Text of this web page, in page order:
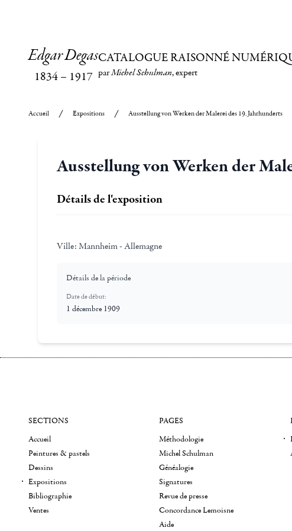
Edgar Degas
1834– 1917
CATALOGUE RAISONNÉ
parMichel Schulman, expert
Accueil Expositions Ausstellung von Werken der Malerei des 19. Jahrhunderts
Ausstellung von Werken der
Détails de l'exposition
Ville: Mannheim - Allemagne
Détails de la période
Date de début:
1 décembre 1909
SECTIONS
Accueil
Peintures & pastels
Dessins
Expositions
Bibliographie
Ventes
PAGES
Méthodologie
Michel Schulman
Généalogie
Signatures
Revue de presse
Concordance Lemoisne
Aide